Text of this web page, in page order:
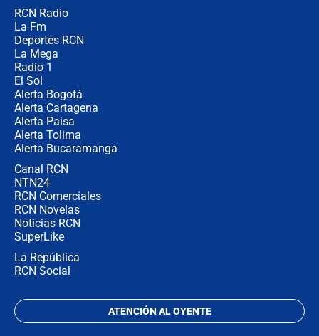
RCN Radio
La Fm
Deportes RCN
La Mega
Radio 1
El Sol
Alerta Bogotá
Alerta Cartagena
Alerta Paisa
Alerta Tolima
Alerta Bucaramanga
Canal RCN
NTN24
RCN Comerciales
RCN Novelas
Noticias RCN
SuperLike
La República
RCN Social
ATENCIÓN AL OYENTE